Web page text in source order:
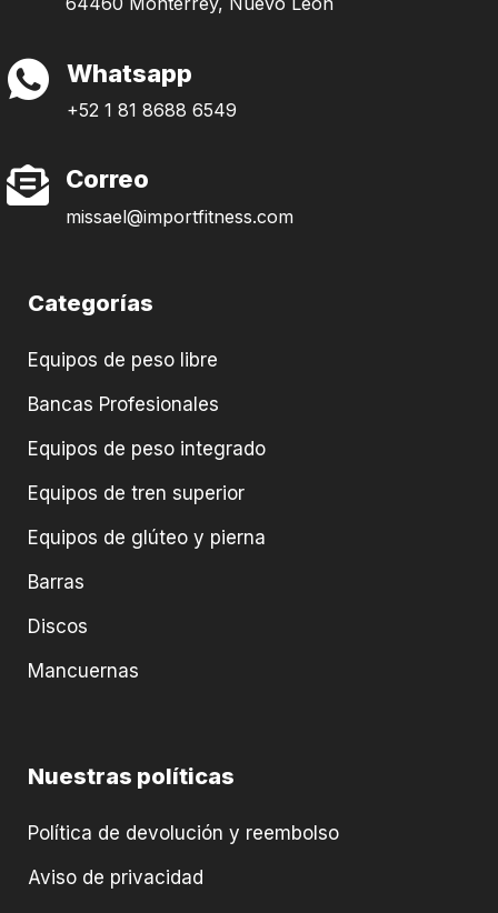
Whatsapp
+52 1 81 8688 6549
Correo
missael@importfitness.com
Categorías
Equipos de peso libre
Bancas Profesionales
Equipos de peso integrado
Equipos de tren superior
Equipos de glúteo y pierna
Barras
Discos
Mancuernas
Nuestras políticas
Política de devolución y reembolso
Aviso de privacidad